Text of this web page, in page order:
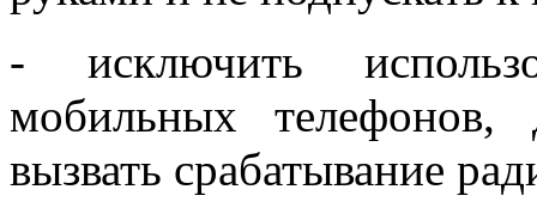
- исключить
мобильных телефонов,
вызвать срабатывание